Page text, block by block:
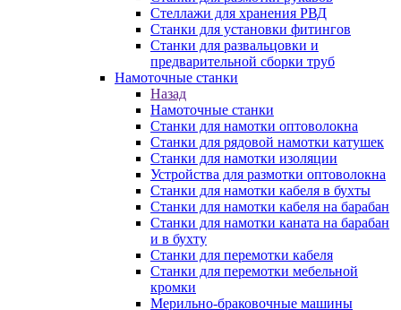
Стеллажи для хранения РВД
Станки для установки фитингов
Станки для развальцовки и
предварительной сборки труб
Намоточные станки
Назад
Намоточные станки
Станки для намотки оптоволокна
Станки для рядовой намотки катушек
Станки для намотки изоляции
Устройства для размотки оптоволокна
Станки для намотки кабеля в бухты
Станки для намотки кабеля на барабан
Станки для намотки каната на барабан
и в бухту
Станки для перемотки кабеля
Станки для перемотки мебельной
кромки
Мерильно-браковочные машины